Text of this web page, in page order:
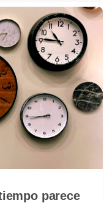
parece